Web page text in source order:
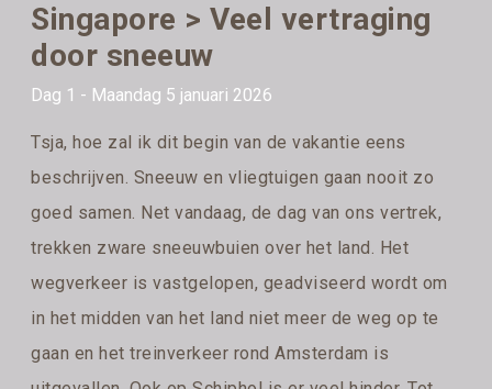
Singapore > Veel vertraging
door sneeuw
Dag 1 - Maandag 5 januari 2026
Tsja, hoe zal ik dit begin van de vakantie eens
beschrijven. Sneeuw en vliegtuigen gaan nooit zo
goed samen. Net vandaag, de dag van ons vertrek,
trekken zware sneeuwbuien over het land. Het
wegverkeer is vastgelopen, geadviseerd wordt om
in het midden van het land niet meer de weg op te
gaan en het treinverkeer rond Amsterdam is